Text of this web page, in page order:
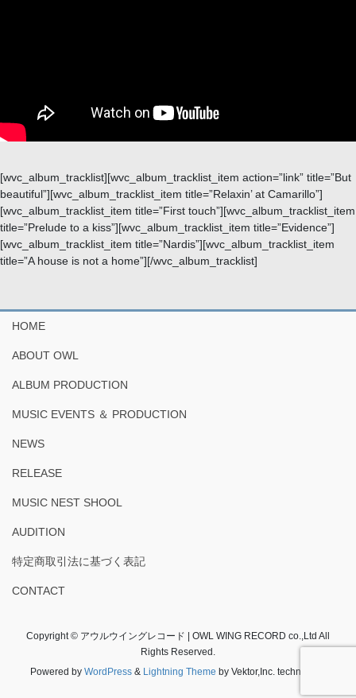
[wvc_album_tracklist][wvc_album_tracklist_item action=”link” title=”But
beautiful”][wvc_album_tracklist_item title=”Relaxin’ at Camarillo”]
[wvc_album_tracklist_item title=”First touch”][wvc_album_tracklist_item
title=”Prelude to a kiss”][wvc_album_tracklist_item title=”Evidence”]
[wvc_album_tracklist_item title=”Nardis”][wvc_album_tracklist_item
title=”A house is not a home”][/wvc_album_tracklist]
HOME
ABOUT OWL
ALBUM PRODUCTION
MUSIC EVENTS ＆ PRODUCTION
NEWS
RELEASE
MUSIC NEST SHOOL
AUDITION
特定商取引法に基づく表記
CONTACT
Copyright © アウルウイングレコード | OWL WING RECORD co.,Ltd All
Rights Reserved.
Powered by WordPress& Lightning Theme by Vektor,Inc. technology.